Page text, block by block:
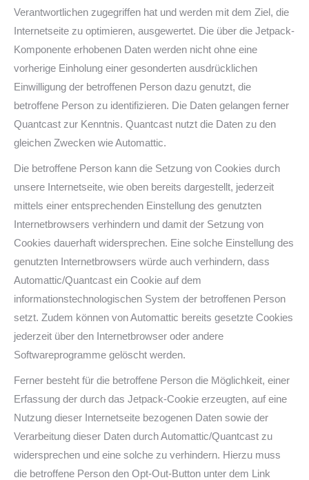
Verantwortlichen zugegriffen hat und werden mit dem Ziel, die
Internetseite zu optimieren, ausgewertet. Die über die Jetpack-
Komponente erhobenen Daten werden nicht ohne eine
vorherige Einholung einer gesonderten ausdrücklichen
Einwilligung der betroffenen Person dazu genutzt, die
betroffene Person zu identifizieren. Die Daten gelangen ferner
Quantcast zur Kenntnis. Quantcast nutzt die Daten zu den
gleichen Zwecken wie Automattic.
Die betroffene Person kann die Setzung von Cookies durch
unsere Internetseite, wie oben bereits dargestellt, jederzeit
mittels einer entsprechenden Einstellung des genutzten
Internetbrowsers verhindern und damit der Setzung von
Cookies dauerhaft widersprechen. Eine solche Einstellung des
genutzten Internetbrowsers würde auch verhindern, dass
Automattic/Quantcast ein Cookie auf dem
informationstechnologischen System der betroffenen Person
setzt. Zudem können von Automattic bereits gesetzte Cookies
jederzeit über den Internetbrowser oder andere
Softwareprogramme gelöscht werden.
Ferner besteht für die betroffene Person die Möglichkeit, einer
Erfassung der durch das Jetpack-Cookie erzeugten, auf eine
Nutzung dieser Internetseite bezogenen Daten sowie der
Verarbeitung dieser Daten durch Automattic/Quantcast zu
widersprechen und eine solche zu verhindern. Hierzu muss
die betroffene Person den Opt-Out-Button unter dem Link